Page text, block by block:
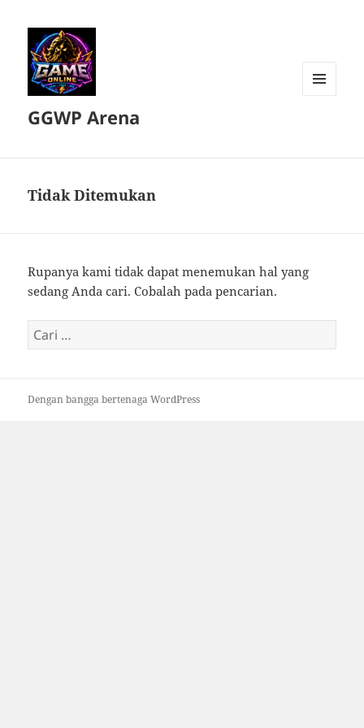
GGWP Arena
Tidak Ditemukan
Rupanya kami tidak dapat menemukan hal yang
sedang Anda cari. Cobalah pada pencarian.
Cari
untuk:
Dengan bangga bertenaga WordPress